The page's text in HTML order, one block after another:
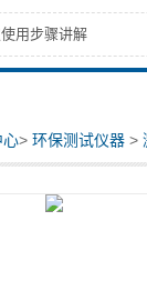
用步骤讲解
心>环保测试仪器 >